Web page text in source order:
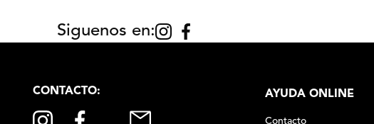
Siguenos en:
CONTACTO: AYUDA ONLINE
Contacto